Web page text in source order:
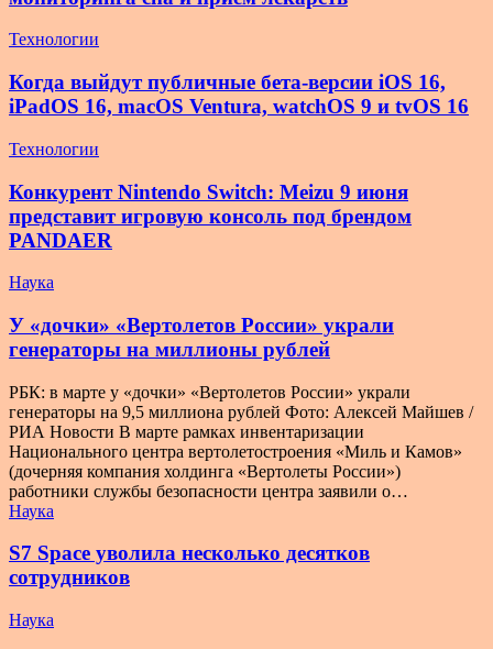
Технологии
Когда выйдут публичные бета-версии iOS 16,
iPadOS 16, macOS Ventura, watchOS 9 и tvOS 16
Технологии
Конкурент Nintendo Switch: Meizu 9 июня
представит игровую консоль под брендом
PANDAER
Наука
У «дочки» «Вертолетов России» украли
генераторы на миллионы рублей
РБК: в марте у «дочки» «Вертолетов России» украли
генераторы на 9,5 миллиона рублей Фото: Алексей Майшев /
РИА Новости В марте рамках инвентаризации
Национального центра вертолетостроения «Миль и Камов»
(дочерняя компания холдинга «Вертолеты России»)
работники службы безопасности центра заявили о…
Наука
S7 Space уволила несколько десятков
сотрудников
Наука